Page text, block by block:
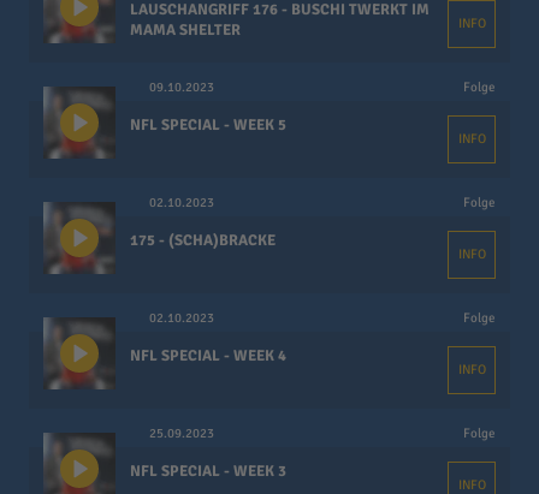
LAUSCHANGRIFF 176 - BUSCHI TWERKT IM
MAMA SHELTER
INFO
09.10.2023 Folge
NFL SPECIAL - WEEK 5
INFO
02.10.2023 Folge
175 - (SCHA)BRACKE
INFO
02.10.2023 Folge
NFL SPECIAL - WEEK 4
INFO
25.09.2023 Folge
NFL SPECIAL - WEEK 3
INFO